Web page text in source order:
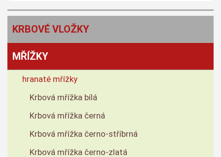
KRBOVÉ VLOŽKY
MŘÍŽKY
hranaté mřížky
Krbová mřížka bílá
Krbová mřížka černá
Krbová mřížka černo-stříbrná
Krbová mřížka černo-zlatá